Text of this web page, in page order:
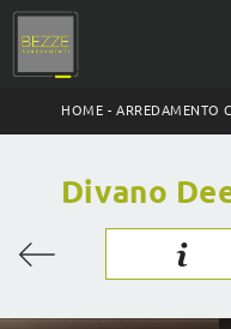
HOME - ARREDAMENTO
Divano